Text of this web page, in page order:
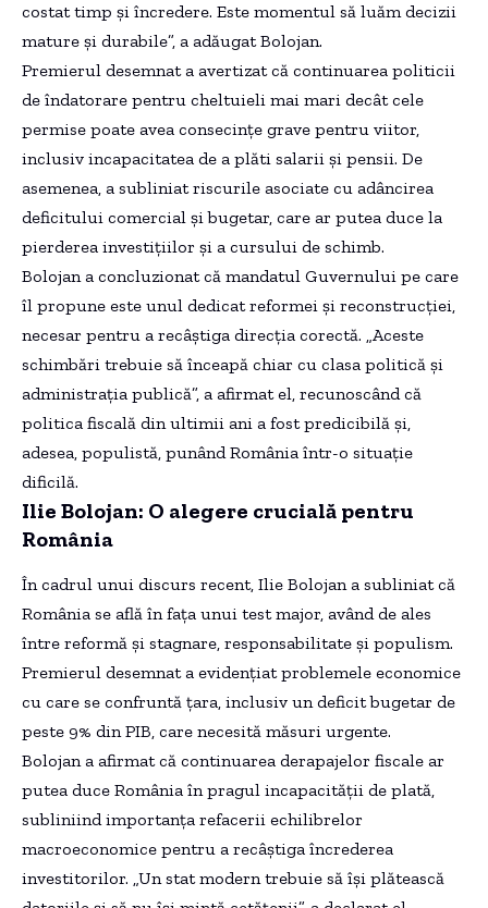
costat timp și încredere. Este momentul să luăm decizii
mature și durabile”, a adăugat Bolojan.
Premierul desemnat a avertizat că continuarea politicii
de îndatorare pentru cheltuieli mai mari decât cele
permise poate avea consecințe grave pentru viitor,
inclusiv incapacitatea de a plăti salarii și pensii. De
asemenea, a subliniat riscurile asociate cu adâncirea
deficitului comercial și bugetar, care ar putea duce la
pierderea investițiilor și a cursului de schimb.
Bolojan a concluzionat că mandatul Guvernului pe care
îl propune este unul dedicat reformei și reconstrucției,
necesar pentru a recâștiga direcția corectă. „Aceste
schimbări trebuie să înceapă chiar cu clasa politică și
administrația publică”, a afirmat el, recunoscând că
politica fiscală din ultimii ani a fost predicibilă și,
adesea, populistă, punând România într-o situație
dificilă.
Ilie Bolojan: O alegere crucială pentru
România
În cadrul unui discurs recent, Ilie Bolojan a subliniat că
România se află în fața unui test major, având de ales
între reformă și stagnare, responsabilitate și populism.
Premierul desemnat a evidențiat problemele economice
cu care se confruntă țara, inclusiv un deficit bugetar de
peste 9% din PIB, care necesită măsuri urgente.
Bolojan a afirmat că continuarea derapajelor fiscale ar
putea duce România în pragul incapacității de plată,
subliniind importanța refacerii echilibrelor
macroeconomice pentru a recâștiga încrederea
investitorilor. „Un stat modern trebuie să își plătească